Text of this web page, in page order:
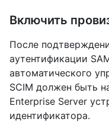
Включить
После
аутентификации
автоматического
SCIM должен быть
Enterprise Server
идентификатора.